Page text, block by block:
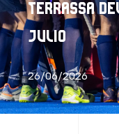
TERRASSA
JULIO
26/06/2026